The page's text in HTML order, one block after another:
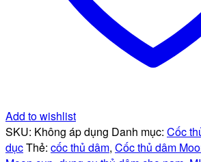
lượng
Add to wishlist
SKU: Không áp dụng Danh mục: Cốc
dụcThẻ: cốc thủ dâm, Cốc thủ dâm